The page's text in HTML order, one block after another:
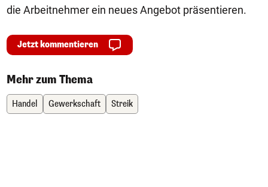
die Arbeitnehmer ein neues Angebot präsentieren.
Jetzt kommentieren
Mehr zum Thema
Handel Gewerkschaft Streik